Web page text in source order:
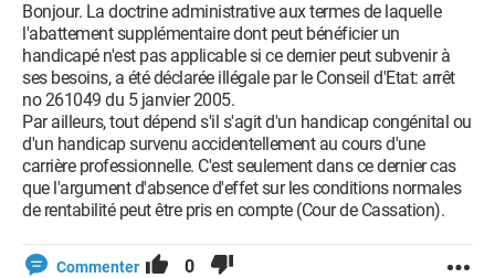
Bonjour. La doctrine administrative aux termes de laquelle
l'abattement supplémentaire dont peut bénéficier un
handicapé n'est pas applicable si ce dernier peut subvenir à
ses besoins, a été déclarée illégale par le Conseil d'Etat: arrêt
no 261049 du 5 janvier 2005.
Par ailleurs, tout dépend s'il s'agit d'un handicap congénital ou
d'un handicap survenu accidentellement au cours d'une
carrière professionnelle. C'est seulement dans ce dernier cas
que l'argument d'absence d'effet sur les conditions normales
de rentabilité peut être pris en compte (Cour de Cassation).
Commenter 0